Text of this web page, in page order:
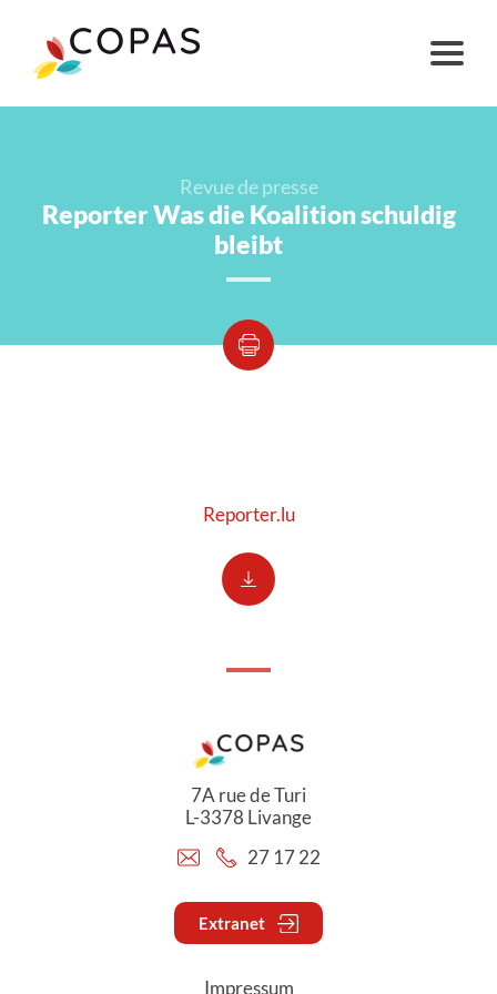
Revue de presse
Reporter Was die Koalition schuldig
bleibt
Reporter.lu
7A rue de Turi
L-3378 Livange
27 17 22
Extranet
Impressum